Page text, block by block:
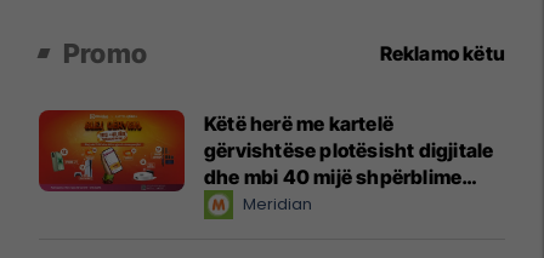
Promo Reklamo këtu
Këtë herë me kartelë
gërvishtëse plotësisht digjitale
dhe mbi 40 mijë shpërblime
instant!Meridian